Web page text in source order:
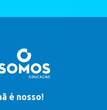
é nosso!